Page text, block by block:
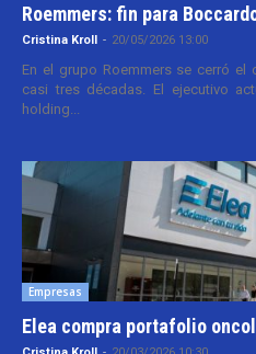
Roemmers: fin para
Cristina Kroll - 20/05/2026 13:00
En el grupo Roemmers se cerró
casi tres décadas. El ejecutivo
holding...
Empresas
Elea compra portafolio